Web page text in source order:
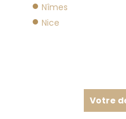
Nîmes
Nice
Votre